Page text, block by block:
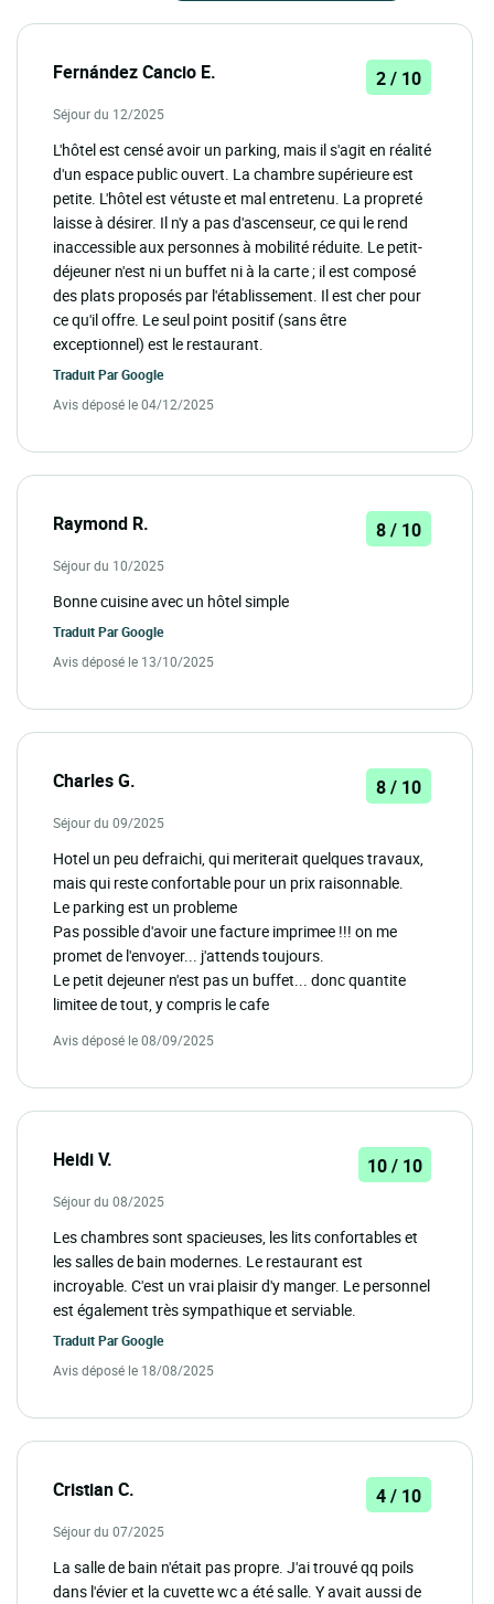
Fernández Cancio E. 2 / 10
Séjour du 12/2025
L'hôtel est censé avoir un parking, mais il s'agit en réalité
d'un espace public ouvert. La chambre supérieure est
petite. L'hôtel est vétuste et mal entretenu. La propreté
laisse à désirer. Il n'y a pas d'ascenseur, ce qui le rend
inaccessible aux personnes à mobilité réduite. Le petit-
déjeuner n'est ni un buffet ni à la carte ; il est composé
des plats proposés par l'établissement. Il est cher pour
ce qu'il offre. Le seul point positif (sans être
exceptionnel) est le restaurant.
Traduit ParGoogle
Avis déposé le 04/12/2025
Raymond R. 8 / 10
Séjour du 10/2025
Bonne cuisine avec un hôtel simple
Traduit ParGoogle
Avis déposé le 13/10/2025
Charles G. 8 / 10
Séjour du 09/2025
Hotel un peu defraichi, qui meriterait quelques travaux,
mais qui reste confortable pour un prix raisonnable.
Le parking est un probleme
Pas possible d'avoir une facture imprimee !!! on me
promet de l'envoyer... j'attends toujours.
Le petit dejeuner n'est pas un buffet... donc quantite
limitee de tout, y compris le cafe
Avis déposé le 08/09/2025
Heidi V. 10 / 10
Séjour du 08/2025
Les chambres sont spacieuses, les lits confortables et
les salles de bain modernes. Le restaurant est
incroyable. C'est un vrai plaisir d'y manger. Le personnel
est également très sympathique et serviable.
Traduit ParGoogle
Avis déposé le 18/08/2025
Cristian C. 4 / 10
Séjour du 07/2025
La salle de bain n'était pas propre. J'ai trouvé qq poils
dans l'évier et la cuvette wc a été salle. Y avait aussi de